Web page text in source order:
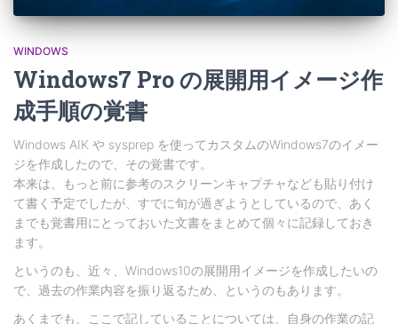
WINDOWS
Windows7 Pro の展開用イメージ作
成手順の覚書
Windows AIK や sysprep を使ってカスタムのWindows7のイメー
ジを作成したので、その覚書です。
本来は、もっと前に参考のスクリーンキャプチャなども貼り付け
て書く予定でしたが、すでに旬が過ぎようとしているので、あく
までも覚書用にとっておいた文書をまとめて個々に記録しておき
ます。
というのも、近々、Windows10の展開用イメージを作成したいの
で、過去の作業内容を振り返るため、というのもあります。
あくまでも、ここで記していることについては、自身の作業の記